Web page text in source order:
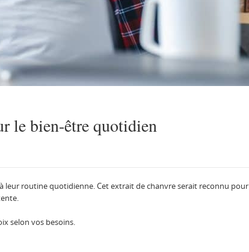
le bien-être quotidien
leur routine quotidienne. Cet extrait de chanvre serait reconnu pour
selon vos besoins.